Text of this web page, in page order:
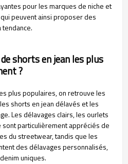
pour les marques de niche et
peuvent ainsi proposer des
shorts en jean les plus
?
plus populaires, on retrouve les
shorts en jean délavés et les
Les délavages clairs, les ourlets
particulièrement appréciés de
du streetwear, tandis que les
des délavages personnalisés,
uniques.